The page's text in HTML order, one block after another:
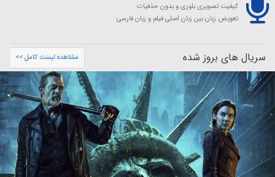
کیفیت تصویری بلوری و بدون حذفیات
تعویض زبان بین زبان اصلی فیلم و زبان فارسی
سریال های بروز شده مشاهده لیست کامل >>